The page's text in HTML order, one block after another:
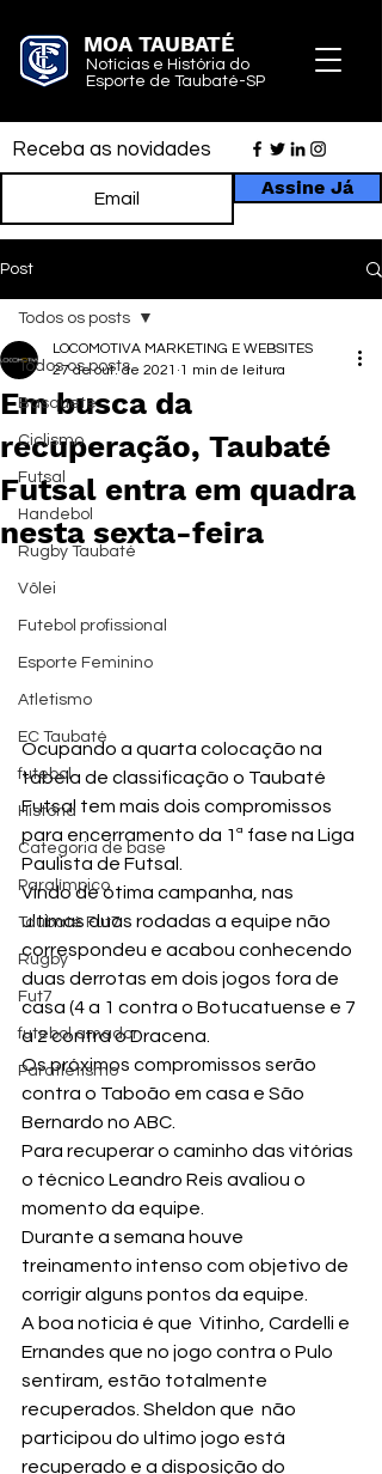
MOA TAUBATÉ
Notícias e História do
Esporte de Taubaté-SP
Receba as novidades
Assine Já
Post
Todos os posts
Basquete
Ciclismo
Futsal
Handebol
Rugby Taubaté
Vôlei
Futebol profissional
Esporte Feminino
Atletismo
EC Taubaté
futebol
História
Categoria de base
Paralímpico
Taubaté Fut7
Rugby
Fut7
futebol amador
Paratletismo
Todos os posts
Em busca da
recuperação, Taubaté
Futsal entra em quadra
nesta sexta-feira
LOCOMOTIVA MARKETING E WEBSITES
27 de out. de 2021 1 min de leitura
Ocupando a quarta colocação na
tabela de classificação o Taubaté
Futsal tem mais dois compromissos
para encerramento da 1ª fase na Liga
Paulista de Futsal.
Vindo de ótima campanha, nas
ultimas duas rodadas a equipe não
correspondeu e acabou conhecendo
duas derrotas em dois jogos fora de
casa (4 a 1 contra o Botucatuense e 7
a 2 contra o Dracena.
Os próximos compromissos serão
contra o Taboão em casa e São
Bernardo no ABC.
Para recuperar o caminho das vitórias
o técnico Leandro Reis avaliou o
momento da equipe.
Durante a semana houve
treinamento intenso com objetivo de
corrigir alguns pontos da equipe.
A boa noticia é que  Vitinho, Cardelli e
Ernandes que no jogo contra o Pulo
sentiram, estão totalmente
recuperados. Sheldon que  não
participou do ultimo jogo está
recuperado e a disposição do